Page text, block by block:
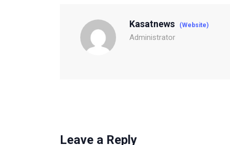
Kasatnews (Website)
Administrator
Leave a Reply